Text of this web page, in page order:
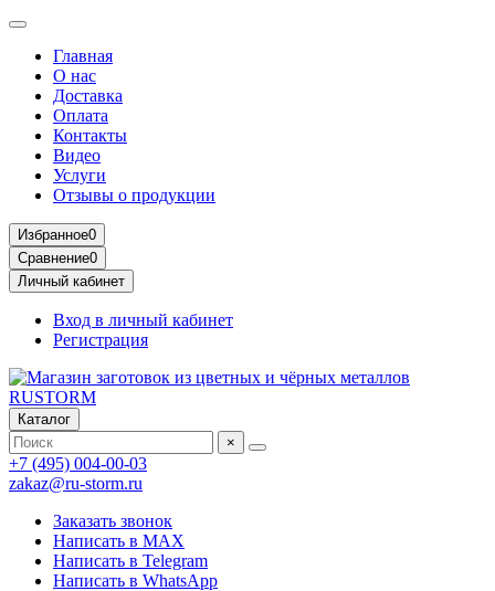
Главная
О нас
Доставка
Оплата
Контакты
Видео
Услуги
Отзывы о продукции
Избранное0
Сравнение0
Личный кабинет
Вход в личный кабинет
Регистрация
Каталог
×
+7 (495) 004-00-03
zakaz@ru-storm.ru
Заказать звонок
Написать в MAX
Написать в Telegram
Написать в WhatsApp